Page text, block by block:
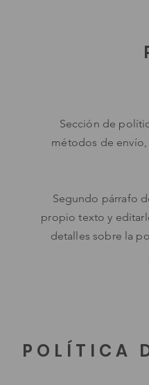
Sección de
métodos de
Segundo párrafo
propio texto y
detalles sobre la
POLÍTICA